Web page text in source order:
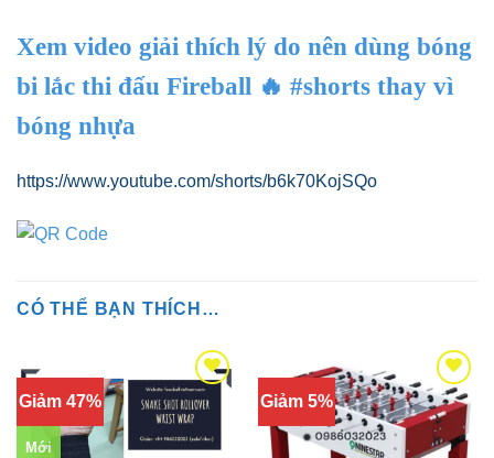
Xem video giải thích lý do nên dùng bóng
bi lắc thi đấu Fireball 🔥 #shorts thay vì
bóng nhựa
https://www.youtube.com/shorts/b6k70KojSQo
CÓ THỂ BẠN THÍCH…
Giảm 47%
Mới
Giảm 5%